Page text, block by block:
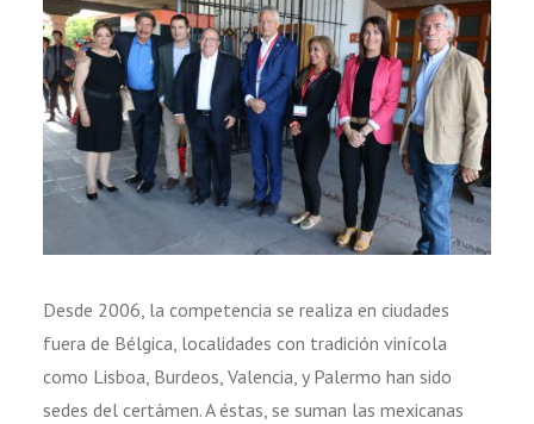
Desde 2006, la competencia se realiza en ciudades
fuera de Bélgica, localidades con tradición vinícola
como Lisboa, Burdeos, Valencia, y Palermo han sido
sedes del certámen. A éstas, se suman las mexicanas